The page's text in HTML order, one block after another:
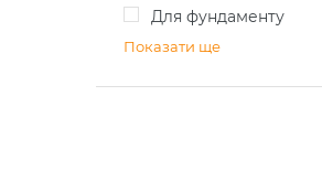
для фундаменту
Показати ще